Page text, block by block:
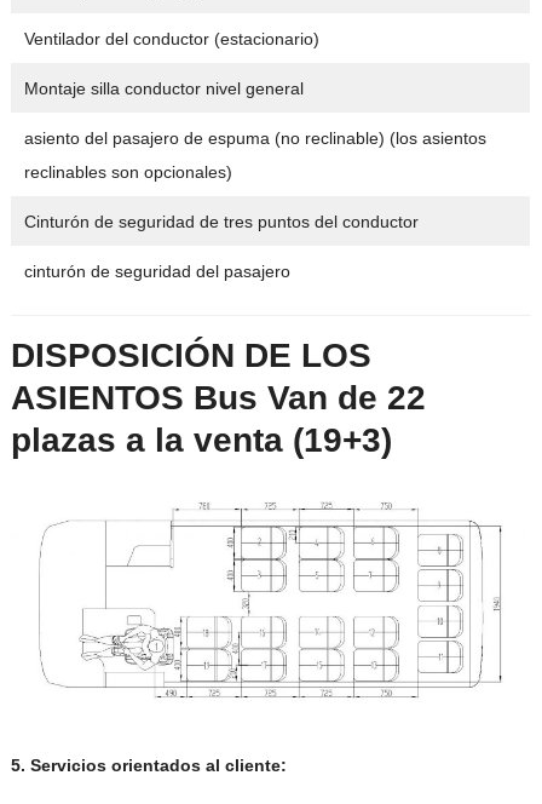
Ventilador del conductor (estacionario)
Montaje silla conductor nivel general
asiento del pasajero de espuma (no reclinable) (los asientos
reclinables son opcionales)
Cinturón de seguridad de tres puntos del conductor
cinturón de seguridad del pasajero
DISPOSICIÓN DE LOS
ASIENTOS Bus Van de 22
plazas a la venta (19+3)
5. Servicios orientados al cliente: